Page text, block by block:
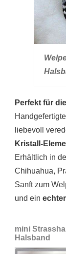
Perfekt für
liebevoll
Kristall-
Erhältlich in
Chihuahua,
Sanft zum
und ein
mini
Halsband